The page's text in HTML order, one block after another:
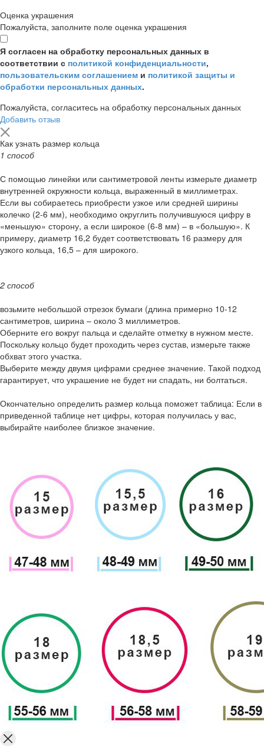
Оценка украшения
Пожалуйста, заполните поле оценка украшения
Я согласен на обработку персональных данных в
соответствии с политикой конфиденциальности,
пользовательским соглашением и политикой защиты и
обработки персональных данных.
Пожалуйста, согласитесь на обработку персональных данных
Добавить отзыв
Как узнать размер кольца
1 способ
С помощью линейки или сантиметровой ленты измерьте диаметр
внутренней окружности кольца, выраженный в миллиметрах.
Если вы собираетесь приобрести узкое или средней ширины
колечко (2-6 мм), необходимо округлить получившуюся цифру в
«меньшую» сторону, а если широкое (6-8 мм) – в «большую». К
примеру, диаметр 16,2 будет соответствовать 16 размеру для
узкого кольца, 16,5 – для широкого.
2 способ
возьмите небольшой отрезок бумаги (длина примерно 10-12
сантиметров, ширина – около 3 миллиметров.
Оберните его вокруг пальца и сделайте отметку в нужном месте.
Поскольку кольцо будет проходить через сустав, измерьте также
обхват этого участка.
Выберите между двумя цифрами среднее значение. Такой подход
гарантирует, что украшение не будет ни спадать, ни болтаться.
Окончательно определить размер кольца поможет таблица: Если в
приведенной таблице нет цифры, которая получилась у вас,
выбирайте наиболее близкое значение.